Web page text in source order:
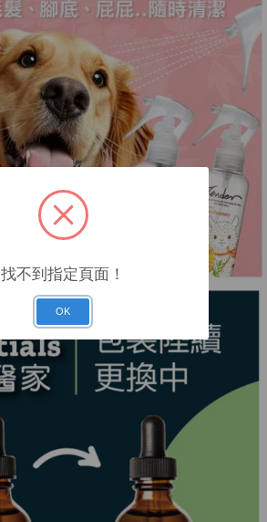
找不到指定頁面！
OK